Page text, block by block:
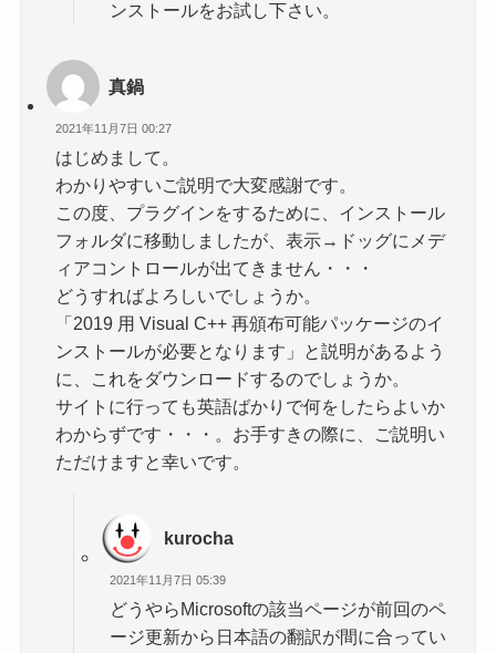
ンストールをお試し下さい。
真鍋
2021年11月7日 00:27
はじめまして。
わかりやすいご説明で大変感謝です。
この度、プラグインをするために、インストール
フォルダに移動しましたが、表示→ドッグにメデ
ィアコントロールが出てきません・・・
どうすればよろしいでしょうか。
「2019 用 Visual C++ 再頒布可能パッケージのイ
ンストールが必要となります」と説明があるよう
に、これをダウンロードするのでしょうか。
サイトに行っても英語ばかりで何をしたらよいか
わからずです・・・。お手すきの際に、ご説明い
ただけますと幸いです。
kurocha
2021年11月7日 05:39
どうやらMicrosoftの該当ページが前回のペ
ージ更新から日本語の翻訳が間に合ってい